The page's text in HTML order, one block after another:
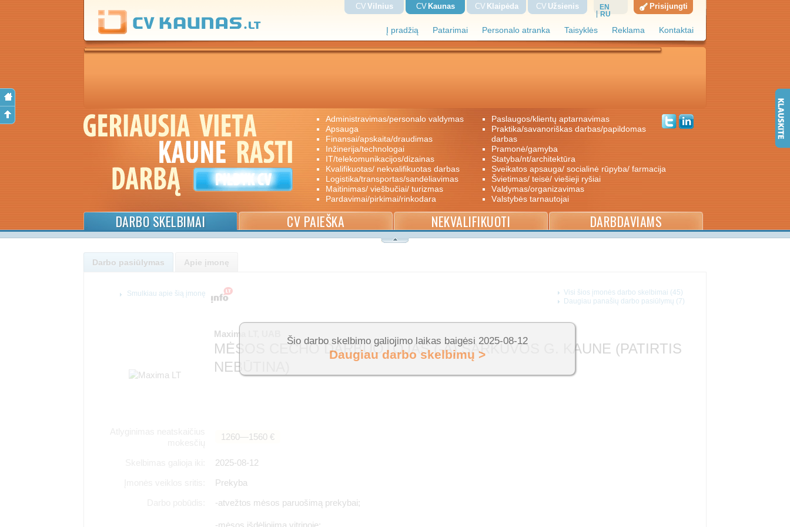
Į pradžią Patarimai Personalo atranka Taisyklės Reklama Kontaktai
CV Vilnius CV Kaunas CV Klaipėda CV Užsienis
EN
RU
Prisijungti
administravimas/personalo valdymas
apsauga
finansai/apskaita/draudimas
inžinerija/technologai
IT/telekomunikacijos/dizainas
kvalifikuotas/ nekvalifikuotas darbas
logistika/transportas/sandėliavimas
maitinimas/ viešbučiai/ turizmas
pardavimai/pirkimai/rinkodara
paslaugos/klientų aptarnavimas
praktika/savanoriškas darbas/papildomas
darbas
pramonė/gamyba
statyba/nt/architektūra
sveikatos apsauga/ socialinė rūpyba/ farmacija
švietimas/ teisė/ viešieji ryšiai
valdymas/organizavimas
valstybės tarnautojai
DARBO SKELBIMAI CV PAIEŠKA NEKVALIFIKUOTI DARBDAVIAMS
Darbo pasiūlymas Apie įmonę
Maxima LT, UAB
MĖSOS CECHO DARBUOTOJAS (-A) ŠARKUVOS G. KAUNE (PATIRTIS
NEBŪTINA)
1260―1560 €
2025-08-12
Prekyba
-atvežtos mėsos paruošimą prekybai;
Visi šios įmonės darbo skelbimai (45)
Daugiau panašių darbo pasiūlymų (7)
Smulkiau apie šią įmonę
Šio darbo skelbimo galiojimo laikas baigėsi 2025-08-12
Daugiau darbo skelbimų >